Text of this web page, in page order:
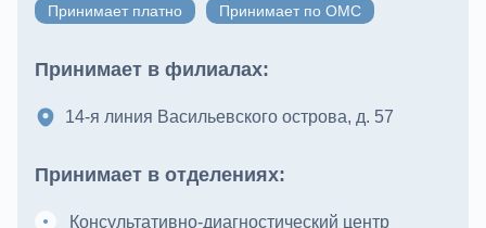
Принимает в филиалах:
14-я линия Васильевского острова, д. 57
Принимает в отделениях:
Консультативно-диагностический центр
Принимает платно Принимает по ОМС